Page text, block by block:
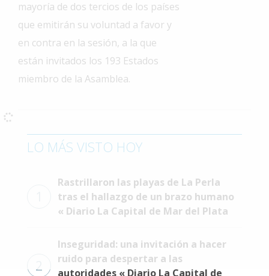
Interés
General
Ciudad
Espectáculos
mayoría de dos tercios de los países
que emitirán su voluntad a favor y
en contra en la sesión, a la que
están invitados los 193 Estados
miembro de la Asamblea.
LO MÁS VISTO HOY
Rastrillaron las playas de La Perla
tras el hallazgo de un brazo humano
« Diario La Capital de Mar del Plata
2
Inseguridad: una invitación a hacer
ruido para despertar a las
autoridades « Diario La Capital de